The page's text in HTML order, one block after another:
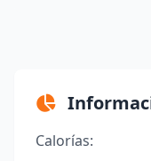
Calorías: